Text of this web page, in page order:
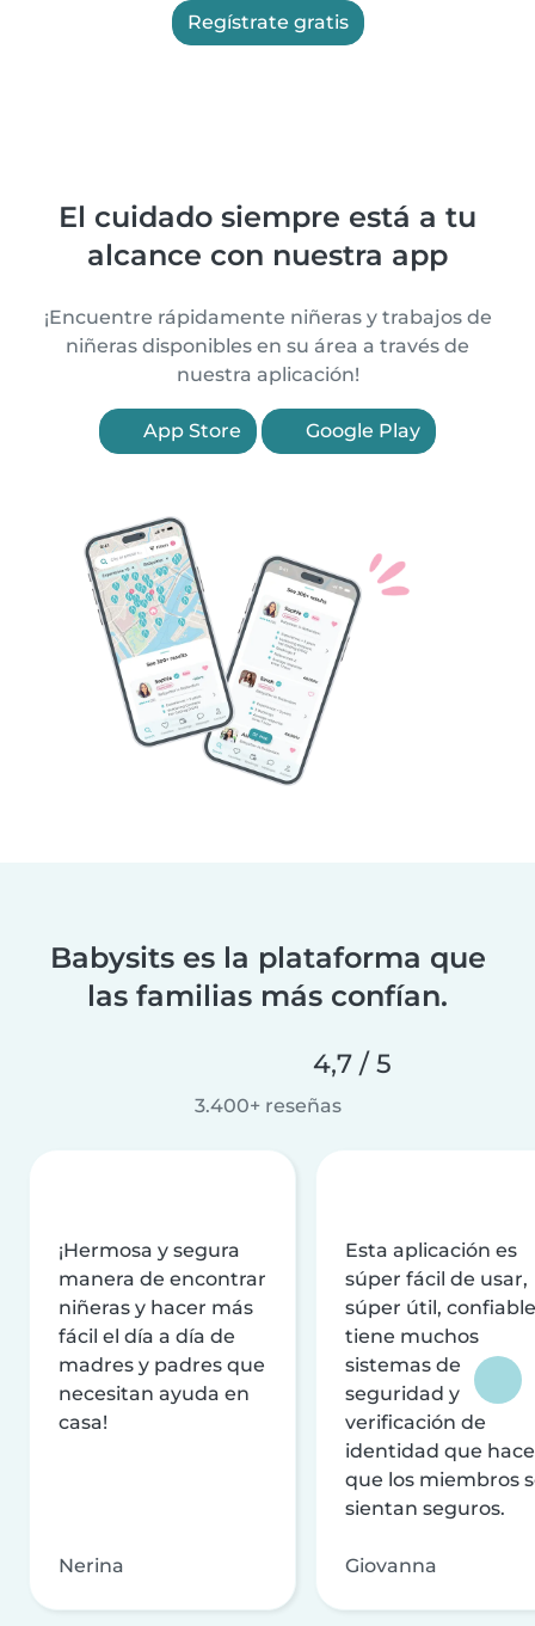
Regístrate gratis
El cuidado siempre está a tu
alcance con nuestra app
¡Encuentre rápidamente niñeras y trabajos de
niñeras disponibles en su área a través de
nuestra aplicación!
App Store Google Play
Babysits es la plataforma que
las familias más confían.
4,7 / 5
3.400+ reseñas
¡Hermosa y segura
manera de encontrar
niñeras y hacer más
fácil el día a día de
madres y padres que
necesitan ayuda en
casa!
Nerina
Esta aplicación es
súper fácil de usar,
súper útil,
tiene muchos
sistemas de
seguridad y
verificación de
identidad que
que los miembros
sientan seguros.
Giovanna